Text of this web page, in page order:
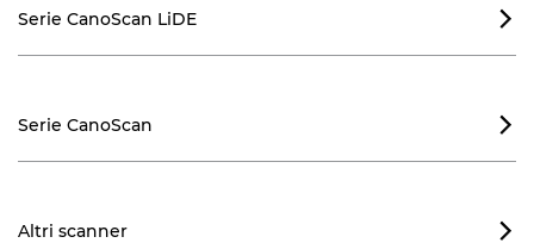
Serie CanoScan LiDE 
Serie CanoScan 
Altri scanner 